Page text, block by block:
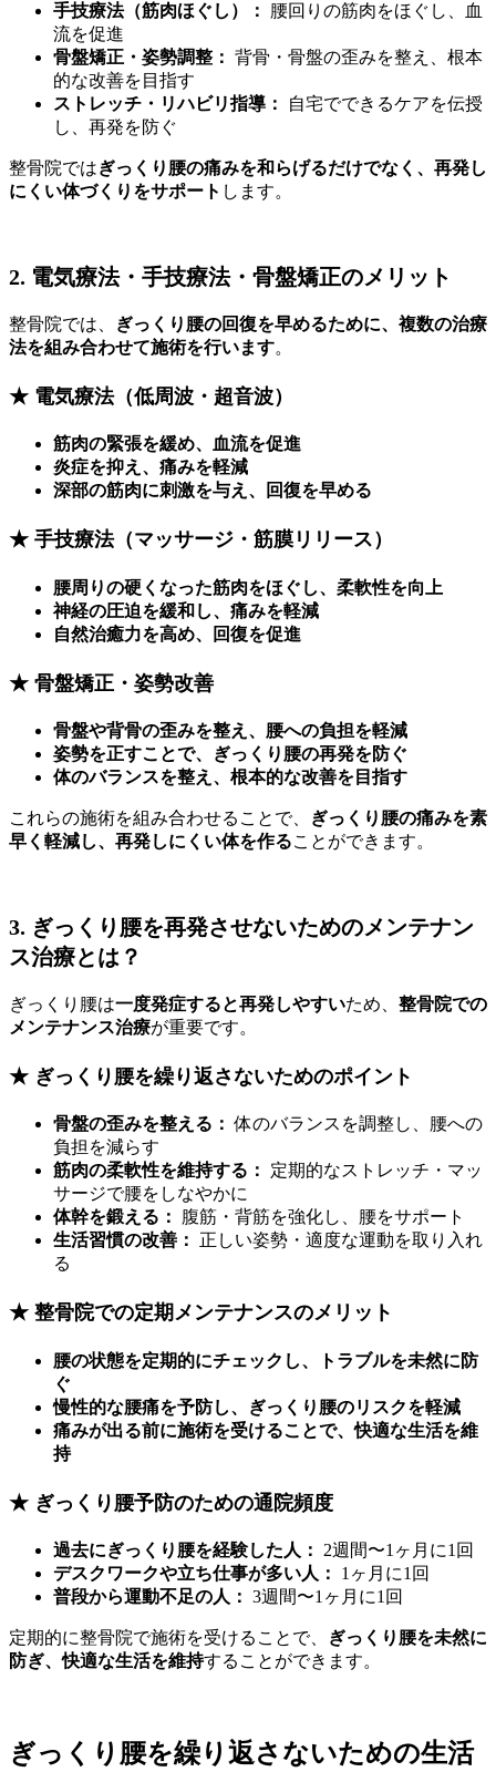
手技療法（筋肉ほぐし）：
腰回りの筋肉をほぐし、血
流を促進
骨盤矯正・姿勢調整： 背骨・骨盤の歪みを整え、根本
的な改善を目指す
ストレッチ・リハビリ指導：
自宅でできるケアを伝授
し、再発を防ぐ
整骨院ではぎっくり腰の痛みを和らげるだけでなく、再発し
にくい体づくりをサポート します。
2. 電気療法・手技療法・骨盤矯正のメリット
整骨院では、
ぎっくり腰の回復を早めるために、複数の治療
法を組み合わせて施術を行います。
★ 電気療法（低周波・超音波）
筋肉の緊張を緩め、血流を促進
炎症を抑え、痛みを軽減
深部の筋肉に刺激を与え、回復を早める
★ 手技療法（マッサージ・筋膜リリース）
腰周りの硬くなった筋肉をほぐし、柔軟性を向上
神経の圧迫を緩和し、痛みを軽減
自然治癒力を高め、回復を促進
★ 骨盤矯正・姿勢改善
骨盤や背骨の歪みを整え、腰への負担を軽減
姿勢を正すことで、ぎっくり腰の再発を防ぐ
体のバランスを整え、根本的な改善を目指す
これらの施術を組み合わせることで、
ぎっくり腰の痛みを素
早く軽減し、再発しにくい体を作ることができます。
3. ぎっくり腰を再発させないためのメンテナン
ス治療とは？
ぎっくり腰は一度発症すると再発しやすいため、 整骨院での
メンテナンス治療が重要です。
★ ぎっくり腰を繰り返さないためのポイント
骨盤の歪みを整える： 体のバランスを調整し、腰への
負担を減らす
筋肉の柔軟性を維持する：
定期的なストレッチ・マッ
サージで腰をしなやかに
体幹を鍛える：
腹筋・背筋を強化し、腰をサポート
生活習慣の改善：
正しい姿勢・適度な運動を取り入れ
る
★ 整骨院での定期メンテナンスのメリット
腰の状態を定期的にチェックし、トラブルを未然に防
ぐ
慢性的な腰痛を予防し、ぎっくり腰のリスクを軽減
痛みが出る前に施術を受けることで、快適な生活を維
持
★ ぎっくり腰予防のための通院頻度
過去にぎっくり腰を経験した人：
2週間〜1ヶ月に1回
デスクワークや立ち仕事が多い人：
1ヶ月に1回
普段から運動不足の人： 3週間〜1ヶ月に1回
定期的に整骨院で施術を受けることで、
ぎっくり腰を未然に
防ぎ、快適な生活を維持することができます。
ぎっくり腰を繰り返さないための生活